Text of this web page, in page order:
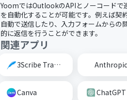
YoomではOutlookのAPIとノーコード
を自動化することが可能です。例えば
自動で送信したり、入力フォームから
的に返信を行うことができます。
関連アプリ
3Scribe Transcription
Canva ChatGPT